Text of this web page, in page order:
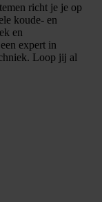
richt je je op
koude- en
en
expert in
Loop jij al